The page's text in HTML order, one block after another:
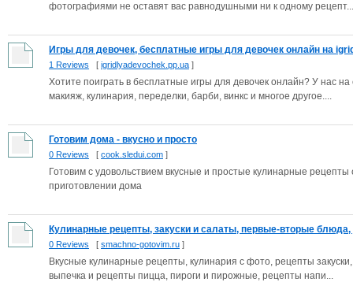
фотографиями не оставят вас равнодушными ни к одному рецепт...
Игры для девочек, бесплатные игры для девочек онлайн на
1 Reviews [ igridlyadevochek.pp.ua ]
Хотите поиграть в бесплатные игры для девочек онлайн? У нас
макияж, кулинария, переделки, барби, винкс и многое другое....
Готовим дома - вкусно и просто
0 Reviews [ cook.sledui.com ]
Готовим с удовольствием вкусные и простые кулинарные
приготовлении дома
Кулинарные рецепты, закуски и салаты, первые-вторые блюда,
0 Reviews [ smachno-gotovim.ru ]
Вкусные кулинарные рецепты, кулинария с фото, рецепты
выпечка и рецепты пицца, пироги и пирожные, рецепты напи...